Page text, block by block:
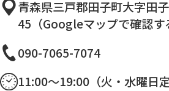
青森県三戸郡田子町大字田
45（Googleマップで確認す
090-7065-7074
11:00～19:00（火・水曜日定